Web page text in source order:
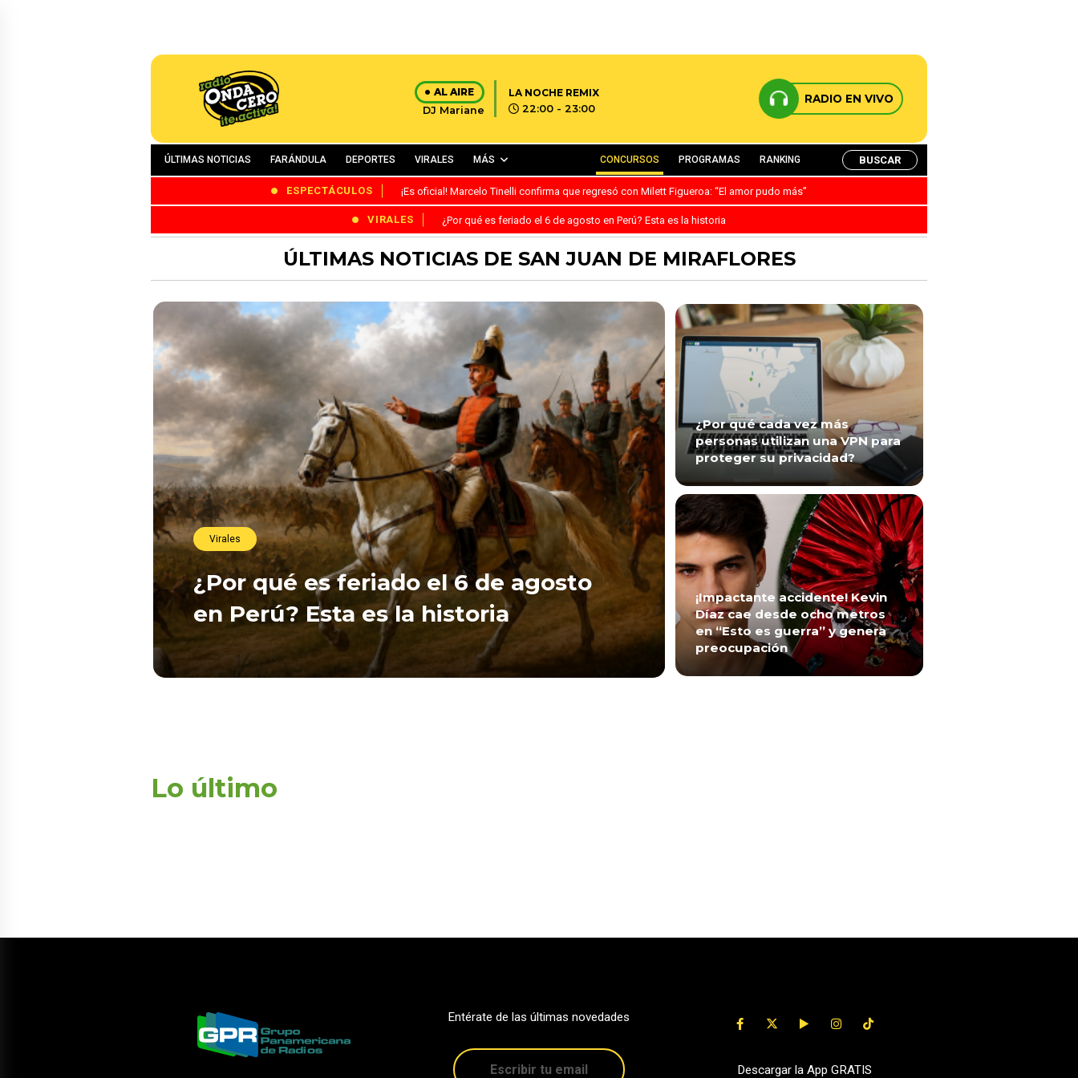
AL AIRE
DJ Mariane
LA NOCHE REMIX
22:00 - 23:00
RADIO EN VIVO
ÚLTIMAS NOTICIAS FARÁNDULA DEPORTES VIRALES MÁS CONCURSOS PROGRAMAS RANKING BUSCAR
ESPECTÁCULOS ¡Es oficial! Marcelo Tinelli confirma que regresó con Milett Figueroa: “El amor pudo más”
VIRALES ¿Por qué es feriado el 6 de agosto en Perú? Esta es la historia
ÚLTIMAS NOTICIAS DE SAN JUAN DE MIRAFLORES
Virales
¿Por qué es feriado el 6 de agosto
en Perú? Esta es la historia
¿Por qué cada vez más
personas utilizan una VPN para
proteger su privacidad?
¡Impactante accidente! Kevin
Díaz cae desde ocho metros
en “Esto es guerra” y genera
preocupación
Lo último
Entérate de las últimas novedades
Descargar la App GRATIS